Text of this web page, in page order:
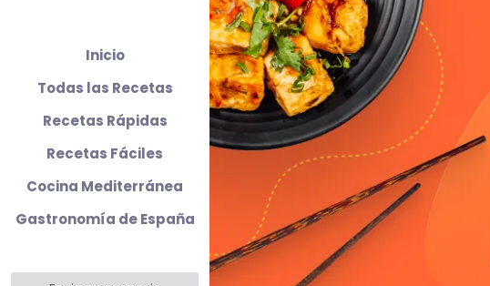
Inicio
Todas las Recetas
Recetas Rápidas
Recetas Fáciles
Cocina Mediterránea
Gastronomía de España